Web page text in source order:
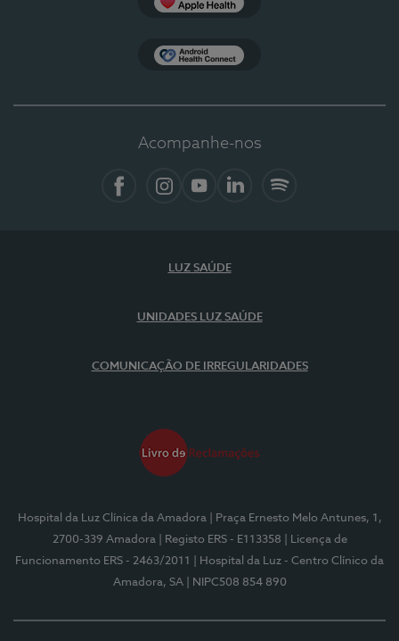
Acompanhe-nos
LUZ SAÚDE
UNIDADES LUZ SAÚDE
COMUNICAÇÃO DE IRREGULARIDADES
Hospital da Luz Clínica da Amadora
| Praça Ernesto Melo Antunes, 1,
2700-339 Amadora
| Registo ERS - E113358
| Licença de
Funcionamento ERS - 2463/2011
| Hospital da Luz - Centro Clínico da
Amadora, SA
| NIPC508 854 890